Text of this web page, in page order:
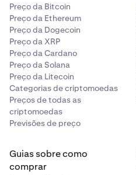
Preço da Bitcoin
Preço da Ethereum
Preço da Dogecoin
Preço da XRP
Preço da Cardano
Preço da Solana
Preço da Litecoin
Categorias de criptomoedas
Preços de todas as
criptomoedas
Previsões de preço
Guias sobre como
comprar